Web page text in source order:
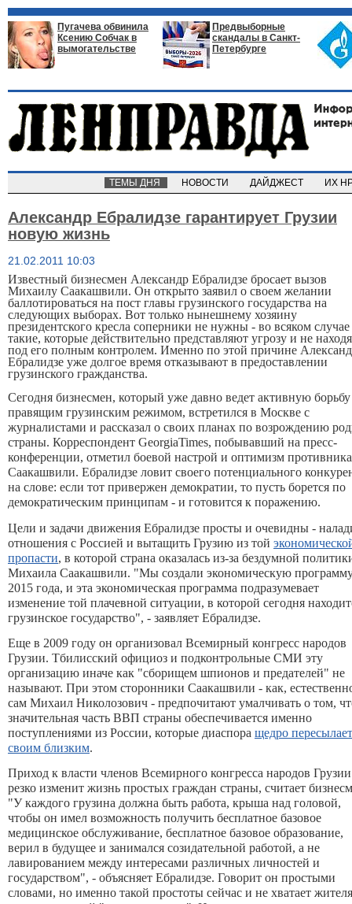
Пугачева обвинила
Ксению Собчак в
вымогательстве
Предвыборные
скандалы в Санкт-
Петербурге
ТЕМЫ ДНЯ НОВОСТИ ДАЙДЖЕСТ ИХ
Александр Ебралидзе гарантирует Грузии
новую жизнь
21.02.2011 10:03
Известный бизнесмен Александр Ебралидзе бросает вызов
Михаилу Саакашвили. Он открыто заявил о своем желании
баллотироваться на пост главы грузинского государства на
следующих выборах. Вот только нынешнему хозяину
президентского кресла соперники не нужны - во всяком случае
такие, которые действительно представляют угрозу и не
под его полным контролем. Именно по этой причине
Ебралидзе уже долгое время отказывают в предоставлении
грузинского гражданства.
Сегодня бизнесмен, который уже давно ведет активную борьбу
правящим грузинским режимом, встретился в Москве с
журналистами и рассказал о своих планах по возрождению
страны. Корреспондент GeorgiaTimes, побывавший на пресс-
конференции, отметил боевой настрой и оптимизм противника
Саакашвили. Ебралидзе ловит своего потенциального
на слове: если тот привержен демократии, то пусть борется по
демократическим принципам - и готовится к поражению.
Цели и задачи движения Ебралидзе просты и очевидны -
отношения с Россией и вытащить Грузию из той
пропасти, в которой страна оказалась из-за бездумной
Михаила Саакашвили. "Мы создали экономическую
2015 года, и эта экономическая программа подразумевает
изменение той плачевной ситуации, в которой сегодня
грузинское государство", - заявляет Ебралидзе.
Еще в 2009 году он организовал Всемирный конгресс народов
Грузии. Тбилисский официоз и подконтрольные СМИ эту
организацию иначе как "сборищем шпионов и предателей" не
называют. При этом сторонники Саакашвили - как,
сам Михаил Николозович - предпочитают умалчивать о том,
значительная часть ВВП страны обеспечивается именно
поступлениями из России, которые диаспора щедро пересылает
своим близким.
Приход к власти членов Всемирного конгресса народов Грузии
резко изменит жизнь простых граждан страны, считает
"У каждого грузина должна быть работа, крыша над головой,
чтобы он имел возможность получить бесплатное базовое
медицинское обслуживание, бесплатное базовое образование,
верил в будущее и занимался созидательной работой, а не
лавированием между интересами различных личностей и
государством", - объясняет Ебралидзе. Говорит он простыми
словами, но именно такой простоты сейчас и не хватает